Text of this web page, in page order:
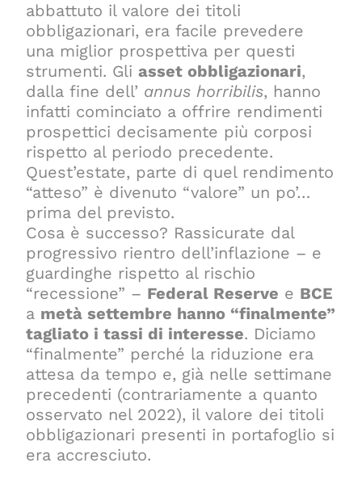
abbattuto il valore dei titoli
obbligazionari, era facile prevedere
una miglior prospettiva per questi
strumenti. Gliasset obbligazionari,
dalla fine dell’ annus horribilis, hanno
infatti cominciato a offrire rendimenti
prospettici decisamente più corposi
rispetto al periodo precedente.
Quest’estate, parte di quel rendimento
“atteso” è divenuto “valore” un po’…
prima del previsto.
Cosa è successo? Rassicurate dal
progressivo rientro dell’inflazione – e
guardinghe rispetto al rischio
“recessione” – Federal Reserve e BCE
a metà settembre hanno “finalmente”
tagliato i tassi di interesse. Diciamo
“finalmente” perché la riduzione era
attesa da tempo e, già nelle settimane
precedenti (contrariamente a quanto
osservato nel 2022), il valore dei titoli
obbligazionari presenti in portafoglio si
era accresciuto.